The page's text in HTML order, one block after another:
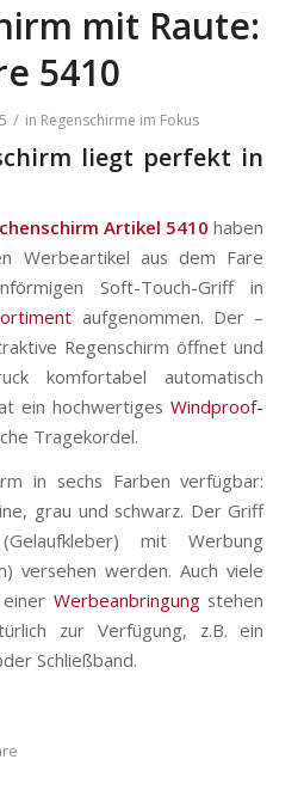
mit Raute:
5410
/ in Regenschirme im Fokus
liegt perfekt in
Artikel 5410 haben
Werbeartikel aus dem Fare
Soft-Touch-Griff in
aufgenommen. Der –
Regenschirm öffnet und
komfortabel automatisch
ein hochwertigesWindproof-
Tragekordel.
in sechs Farben verfügbar:
grau und schwarz. Der Griff
mit Werbung
versehen werden. Auch viele
Werbeanbringungstehen
zur Verfügung, z.B. ein
Schließband.